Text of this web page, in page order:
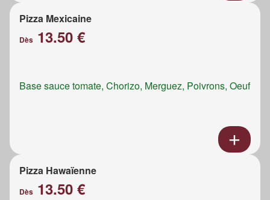
Pizza Mexicaine
Dès 13.50 €
Base sauce tomate, Chorizo, Merguez, Poivrons, Oeuf
Pizza Hawaïenne
Dès 13.50 €